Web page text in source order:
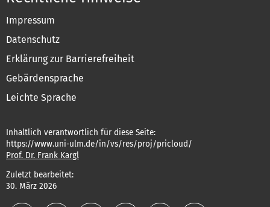
Impressum
Datenschutz
Erklärung zur Barrierefreiheit
Gebärdensprache
Leichte Sprache
Inhaltlich verantwortlich für diese Seite:
https://www.uni-ulm.de/in/vs/res/proj/pricloud/
Prof. Dr. Frank Kargl
Zuletzt bearbeitet:
30. März 2026